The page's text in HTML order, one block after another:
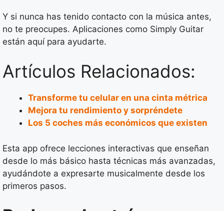
Y si nunca has tenido contacto con la música antes,
no te preocupes. Aplicaciones como Simply Guitar
están aquí para ayudarte.
Artículos Relacionados:
Transforme tu celular en una cinta métrica
Mejora tu rendimiento y sorpréndete
Los 5 coches más económicos que existen
Esta app ofrece lecciones interactivas que enseñan
desde lo más básico hasta técnicas más avanzadas,
ayudándote a expresarte musicalmente desde los
primeros pasos.